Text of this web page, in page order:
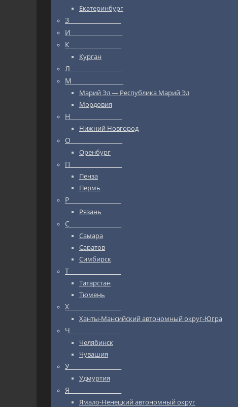
Екатеринбург
З_________________
И_________________
К_________________
Курган
Л_________________
М_________________
Марий Эл — Республика Марий Эл
Мордовия
Н_________________
Нижний Новгород
О_________________
Оренбург
П_________________
Пенза
Пермь
Р_________________
Рязань
С_________________
Самара
Саратов
Симбирск
Т_________________
Татарстан
Тюмень
Х_________________
Ханты-Мансийский автономный округ-Югра
Ч_________________
Челябинск
Чувашия
У_________________
Удмуртия
Я_________________
Ямало-Ненецкий автономный округ